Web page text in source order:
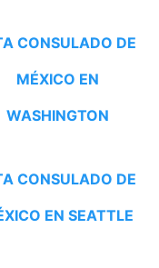
CONSULADO DE
MÉXICO EN
WASHINGTON
CONSULADO DE
EN SEATTLE